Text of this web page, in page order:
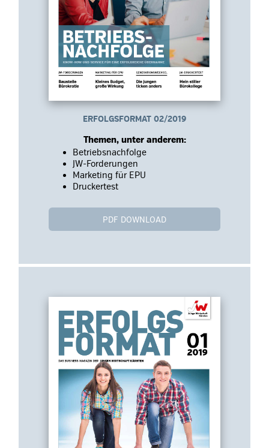
ERFOLGSFORMAT 02/2019
Themen, unter anderem:
Betriebsnachfolge
JW-Forderungen
Marketing für EPU
Druckertest
PDF DOWNLOAD